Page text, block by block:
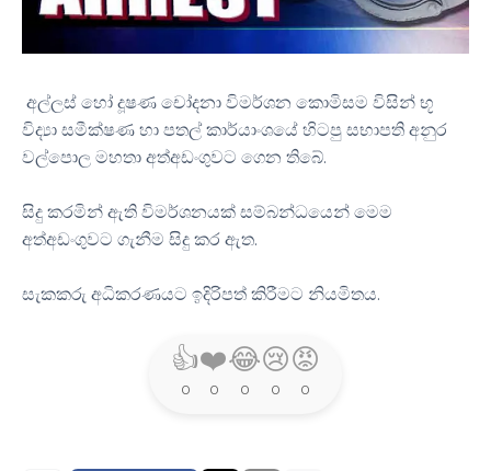
අල්ලස් හෝ දූෂණ චෝදනා විමර්ශන කොමිසම විසින් භූ
විද්‍යා සමීක්ෂණ හා පතල් කාර්යාංශයේ හිටපු සභාපති අනුර
වල්පොල මහතා අත්අඩංගුවට ගෙන තිබේ.
සිදු කරමින් ඇති විමර්ශනයක් සම්බන්ධයෙන් මෙම
අත්අඩංගුවට ගැනීම සිදු කර ඇත.
සැකකරු අධිකරණයට ඉදිරිපත් කිරීමට නියමිතය.
👍
0
❤️
0
😂
0
😢
0
😡
0